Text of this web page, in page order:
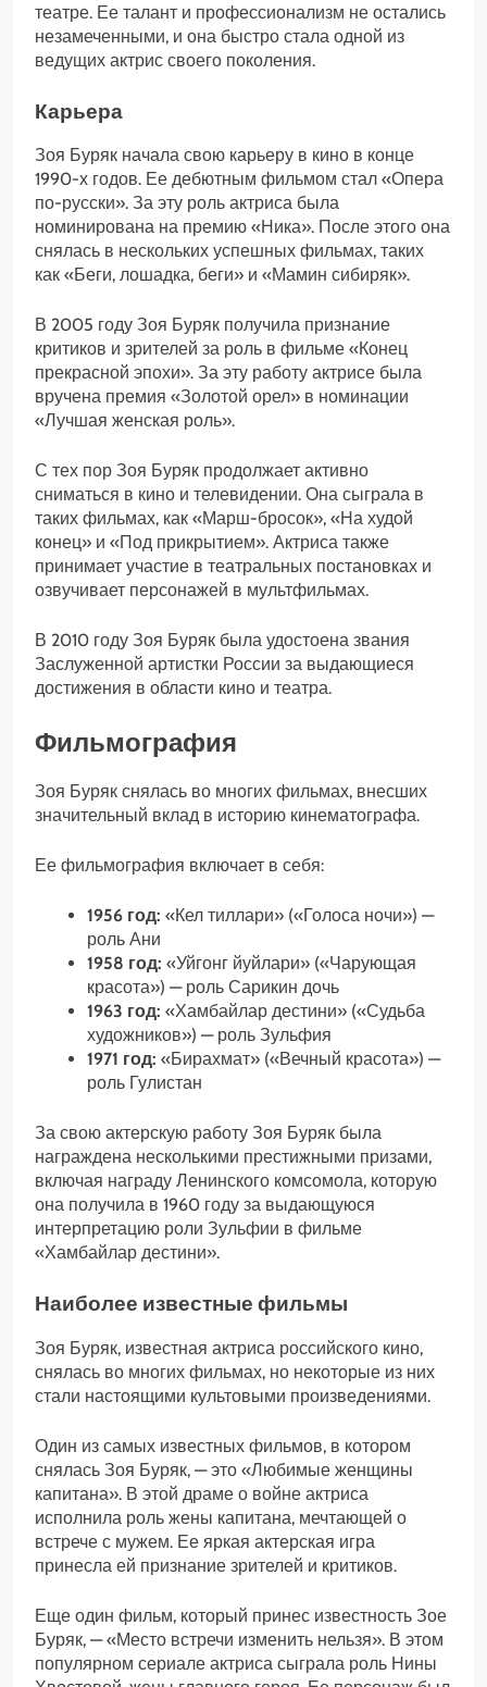
театре. Ее талант и профессионализм не остались
незамеченными, и она быстро стала одной из
ведущих актрис своего поколения.
Карьера
Зоя Буряк начала свою карьеру в кино в конце
1990-х годов. Ее дебютным фильмом стал «Опера
по-русски». За эту роль актриса была
номинирована на премию «Ника». После этого она
снялась в нескольких успешных фильмах, таких
как «Беги, лошадка, беги» и «Мамин сибиряк».
В 2005 году Зоя Буряк получила признание
критиков и зрителей за роль в фильме «Конец
прекрасной эпохи». За эту работу актрисе была
вручена премия «Золотой орел» в номинации
«Лучшая женская роль».
С тех пор Зоя Буряк продолжает активно
сниматься в кино и телевидении. Она сыграла в
таких фильмах, как «Марш-бросок», «На худой
конец» и «Под прикрытием». Актриса также
принимает участие в театральных постановках и
озвучивает персонажей в мультфильмах.
В 2010 году Зоя Буряк была удостоена звания
Заслуженной артистки России за выдающиеся
достижения в области кино и театра.
Фильмография
Зоя Буряк снялась во многих фильмах, внесших
значительный вклад в историю кинематографа.
Ее фильмография включает в себя:
1956 год: «Кел тиллари» («Голоса ночи») —
роль Ани
1958 год: «Уйгонг йуйлари» («Чарующая
красота») — роль Сарикин дочь
1963 год: «Хамбайлар дестини» («Судьба
художников») — роль Зульфия
1971 год: «Бирахмат» («Вечный красота») —
роль Гулистан
За свою актерскую работу Зоя Буряк была
награждена несколькими престижными призами,
включая награду Ленинского комсомола, которую
она получила в 1960 году за выдающуюся
интерпретацию роли Зульфии в фильме
«Хамбайлар дестини».
Наиболее известные фильмы
Зоя Буряк, известная актриса российского кино,
снялась во многих фильмах, но некоторые из них
стали настоящими культовыми произведениями.
Один из самых известных фильмов, в котором
снялась Зоя Буряк, — это «Любимые женщины
капитана». В этой драме о войне актриса
исполнила роль жены капитана, мечтающей о
встрече с мужем. Ее яркая актерская игра
принесла ей признание зрителей и критиков.
Еще один фильм, который принес известность Зое
Буряк, — «Место встречи изменить нельзя». В этом
популярном сериале актриса сыграла роль Нины